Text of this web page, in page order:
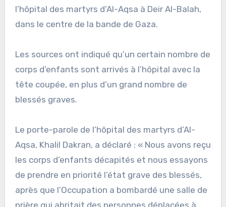
l’hôpital des martyrs d’Al-Aqsa à Deir Al-Balah,
dans le centre de la bande de Gaza.
Les sources ont indiqué qu’un certain nombre de
corps d’enfants sont arrivés à l’hôpital avec la
tête coupée, en plus d’un grand nombre de
blessés graves.
Le porte-parole de l’hôpital des martyrs d’Al-
Aqsa, Khalil Dakran, a déclaré : « Nous avons reçu
les corps d’enfants décapités et nous essayons
de prendre en priorité l’état grave des blessés,
après que l’Occupation a bombardé une salle de
prière qui abritait des personnes déplacées à